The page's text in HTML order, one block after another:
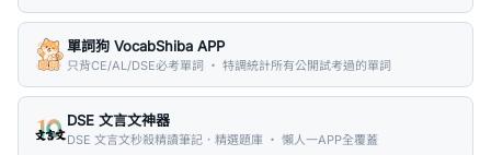
單詞狗 VocabShiba APP
只背CE/AL/DSE必考單詞 ・ 特調統計所有公開試考過的單詞
DSE 文言文神器
DSE 文言文秒殺精讀筆記．精選題庫 ・ 懶人一APP全覆蓋